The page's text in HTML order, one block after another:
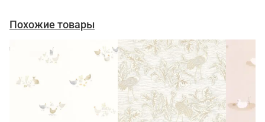
Похожие товары